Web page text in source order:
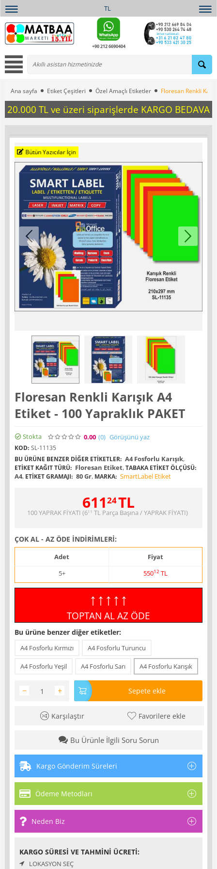
TL
+90 212 6690404
Ana sayfa Etiket Çeşitleri Özel Amaçlı Etiketler Floresan Renkli
20.000 TL ve üzeri siparişlerde KARGO BEDAVA
Bütün Yazıcılar İçin
Floresan Renkli Karışık A4
Etiket - 100 Yapraklık PAKET
Stokta 0.00 (0) Görüşünü yaz
KOD: SL-11135
BU ÜRÜNE BENZER DIĞER ETIKETLER: A4 Fosforlu Karışık,
ETIKET KAĞIT TÜRÜ: Floresan Etiket,TABAKA ETIKET ÖLÇÜSÜ:
A4, ETIKET GRAMAJI: 80 Gr, MARKA: SmartLabel Etiket
61124TL
100 YAPRAK FİYATI (611 TLParça Başına / YAPRAK FİYATI)
ÇOK AL - AZ ÖDE İNDİRİMLERİ:
Adet
Fiyat
5+
55012 TL
↑↑↑↑↑
TOPTAN AL AZ ÖDE
Bu ürüne benzer diğer etiketler:
A4 Fosforlu Kırmızı A4 Fosforlu Turuncu
A4 Fosforlu Yeşil A4 Fosforlu Sarı A4 Fosforlu Karışık
+
− Sepete ekle
Karşılaştır Favorilere ekle
Bu Ürünle İlgili Soru Sorun
Kargo Gönderim Süreleri
Ödeme Metodları
Neden Biz
KARGO SÜRESI VE TAHMINI ÜCRETI:
LOKASYON SEÇ